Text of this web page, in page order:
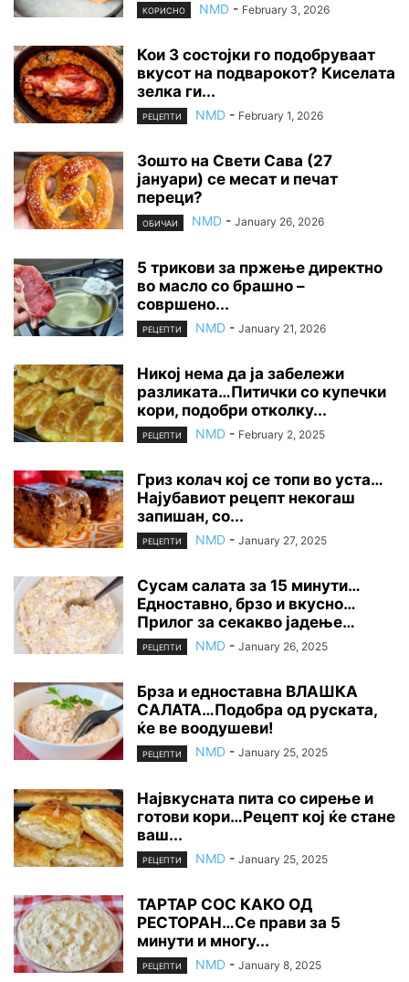
КОРИСНО NMD - February 3, 2026
Кои 3 состојки го подобруваат
вкусот на подварокот? Киселата
зелка ги...
РЕЦЕПТИ NMD - February 1, 2026
Зошто на Свети Сава (27
јануари) се месат и печат
переци?
ОБИЧАИ NMD - January 26, 2026
5 трикови за пржење директно
во масло со брашно –
совршено...
РЕЦЕПТИ NMD - January 21, 2026
Никој нема да ја забележи
разликата…Питички со купечки
кори, подобри отколку...
РЕЦЕПТИ NMD - February 2, 2025
Гриз колач кој се топи во уста…
Најубавиот рецепт некогаш
запишан, со...
РЕЦЕПТИ NMD - January 27, 2025
Сусам салата за 15 минути…
Едноставно, брзо и вкусно…
Прилог за секакво јадење…
РЕЦЕПТИ NMD - January 26, 2025
Брза и едноставна ВЛАШКА
САЛАТА…Подобра од руската,
ќе ве воодушеви!
РЕЦЕПТИ NMD - January 25, 2025
Највкусната пита со сирење и
готови кори…Рецепт кој ќе стане
ваш...
РЕЦЕПТИ NMD - January 25, 2025
ТАРТАР СОС КАКО ОД
РЕСТОРАН…Се прави за 5
минути и многу...
РЕЦЕПТИ NMD - January 8, 2025